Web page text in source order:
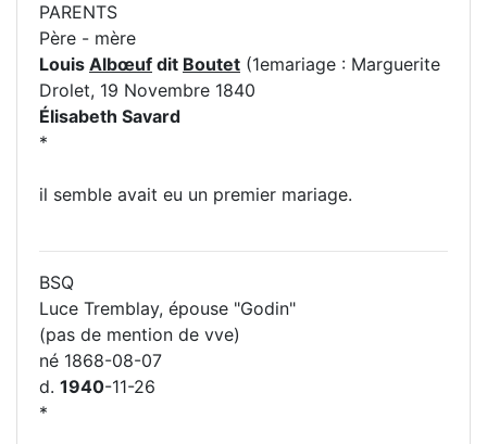
PARENTS
Père - mère
Louis Albœuf dit Boutet (1emariage : Marguerite
Drolet, 19 Novembre 1840
Élisabeth Savard
*
il semble avait eu un premier mariage.
BSQ
Luce Tremblay, épouse "Godin"
(pas de mention de vve)
né 1868-08-07
d. 1940-11-26
*